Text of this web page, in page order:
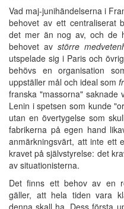
Vad maj-junihändelserna i
behovet av ett centraliserat
det mer än nog av, och de
behovet avstörre
utspelade sig i Paris och
behövs en organisation
uppställer mål och ideal som
franska "massorna" saknade
Lenin i spetsen som kunde
utan en övertygelse som
fabrikerna på egen hand
anmärkningsvärt, att inte ett
kravet på självstyrelse: det
av situationisterna.
Det finns ett behov av en
gäller, att hela tiden vara
denna skall ha. Dess första